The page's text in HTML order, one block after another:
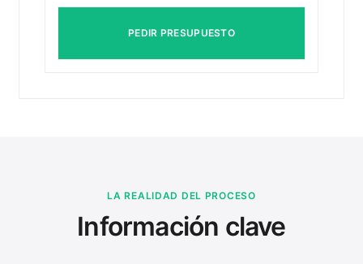
PEDIR PRESUPUESTO
LA REALIDAD DEL PROCESO
Información clave